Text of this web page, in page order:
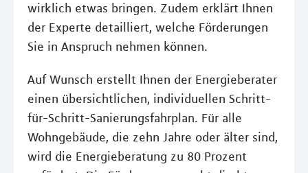
wirklich etwas bringen. Zudem erklärt Ihnen
der Experte detailliert, welche Förderungen
Sie in Anspruch nehmen können.
Auf Wunsch erstellt Ihnen der Energieberater
einen übersichtlichen, individuellen Schritt-
für-Schritt-Sanierungsfahrplan. Für alle
Wohngebäude, die zehn Jahre oder älter sind,
wird die Energieberatung zu 80 Prozent